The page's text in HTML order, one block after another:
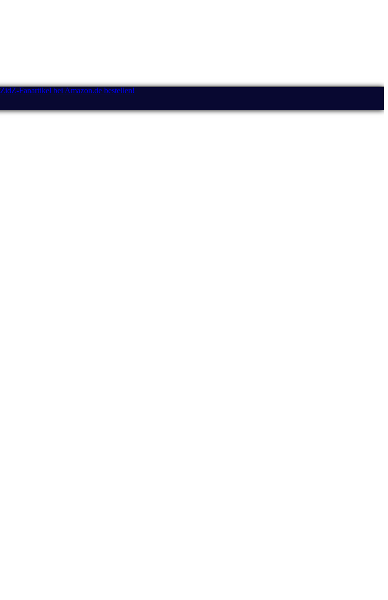
ZidZ-Fanartikel bei Amazon.de bestellen!